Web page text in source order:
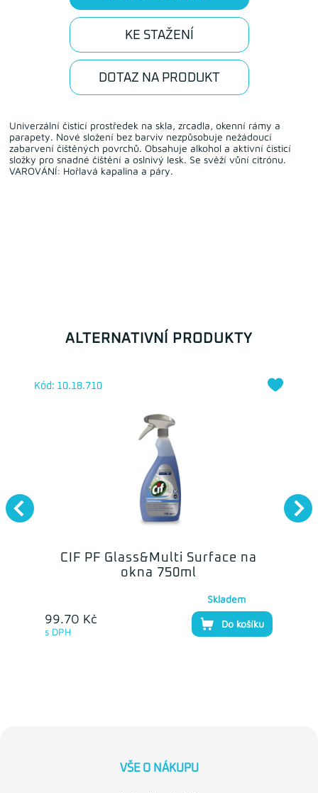
KE STAŽENÍ
DOTAZ NA PRODUKT
Univerzální čisticí prostředek na skla, zrcadla, okenní rámy a
parapety. Nové složení bez barviv nezpůsobuje nežádoucí
zabarvení čištěných povrchů. Obsahuje alkohol a aktivní čisticí
složky pro snadné čištění a oslnivý lesk. Se svěží vůní citrónu.
VAROVÁNÍ: Hořlavá kapalina a páry.
ALTERNATIVNÍ PRODUKTY
CIF PF Glass&Multi Surface na
okna 750ml
Kód: 10.18.710
99.70 Kč
s DPH
Skladem
Do košíku
VŠE O NÁKUPU